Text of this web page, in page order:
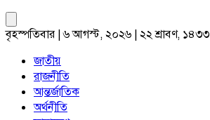
বৃহস্পতিবার | ৬ আগস্ট, ২০২৬ | ২২ শ্রাবণ, ১৪৩৩
জাতীয়
রাজনীতি
আন্তর্জাতিক
অর্থনীতি